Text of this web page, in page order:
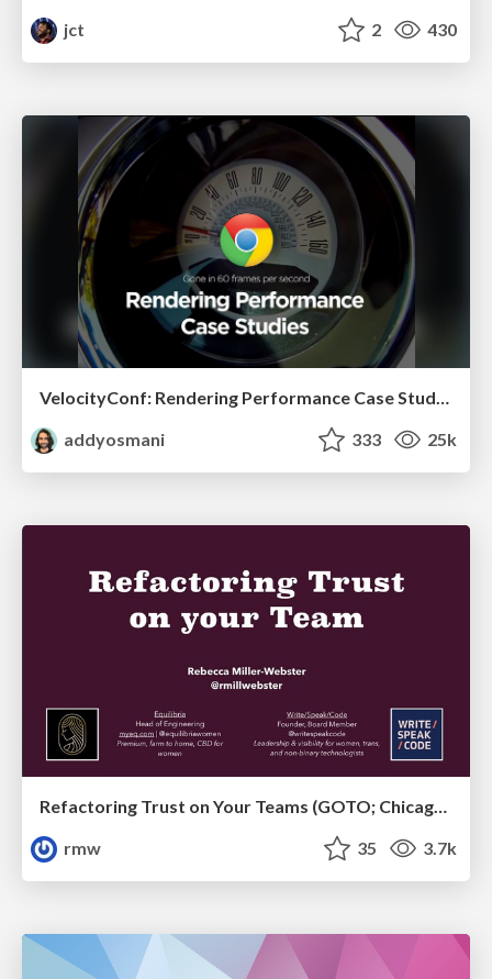
jct
2 430
addyosmani
333 25k
Refactoring Trust on Your Teams (GOTO; Chicago 2020)
rmw
35 3.7k